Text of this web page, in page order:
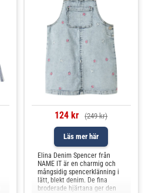
124 kr (249 kr)
Läs mer här
Elina Denim Spencer från
NAME IT är en charmig och
mångsidig spencerklänning i
lätt, blekt denim. De fina
broderade hjärtana ger den